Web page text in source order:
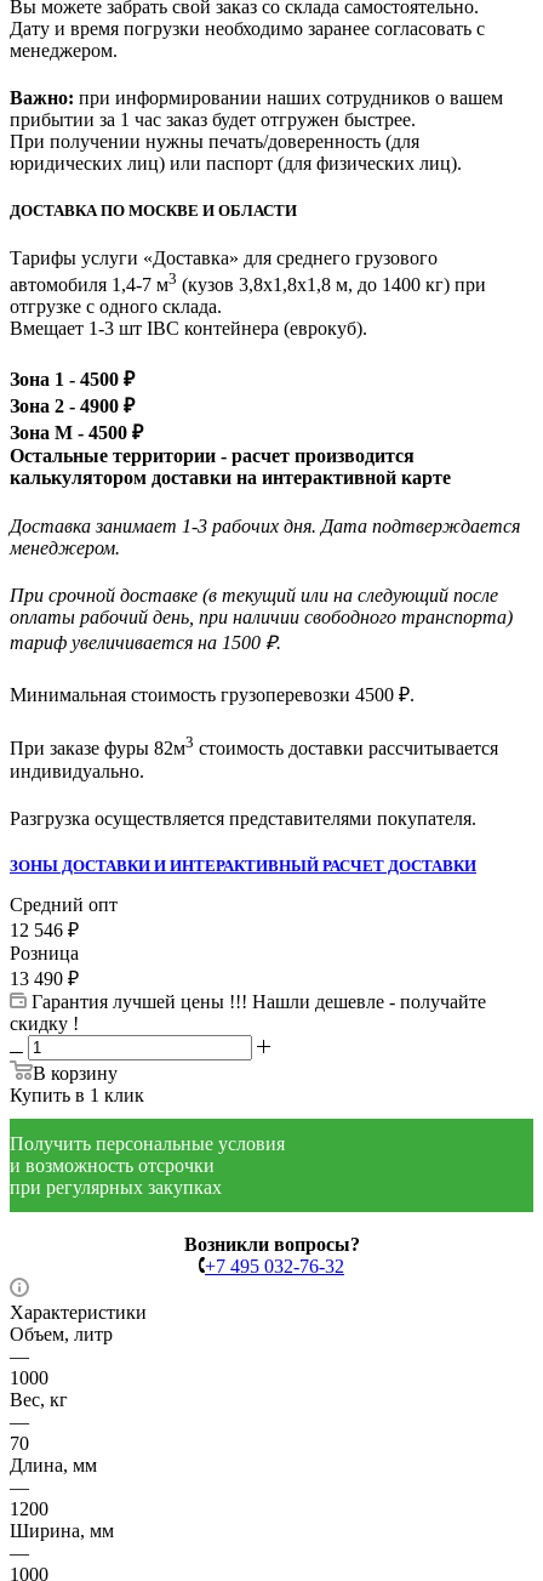
Вы можете забрать свой заказ со склада самостоятельно.
Дату и время погрузки необходимо заранее согласовать с
менеджером.
Важно: при информировании наших сотрудников о вашем
прибытии за 1 час заказ будет отгружен быстрее.
При получении нужны печать/доверенность (для
юридических лиц) или паспорт (для физических лиц).
ДОСТАВКА ПО МОСКВЕ И ОБЛАСТИ
Тарифы услуги «Доставка» для среднего грузового
автомобиля 1,4-7 м3 (кузов 3,8x1,8x1,8 м, до 1400 кг) при
отгрузке с одного склада.
Вмещает 1-3 шт IBC контейнера (еврокуб).
Зона 1 - 4500 ₽
Зона 2 - 4900 ₽
Зона М - 4500 ₽
Остальные территории - расчет производится
калькулятором доставки на интерактивной карте
Доставка занимает 1-3 рабочих дня. Дата подтверждается
менеджером.
При срочной доставке (в текущий или на следующий после
оплаты рабочий день, при наличии свободного транспорта)
тариф увеличивается на 1500 ₽.
Минимальная стоимость грузоперевозки 4500 ₽.
При заказе фуры 82м3 стоимость доставки рассчитывается
индивидуально.
Разгрузка осуществляется представителями покупателя.
ЗОНЫ ДОСТАВКИ И ИНТЕРАКТИВНЫЙ РАСЧЕТ ДОСТАВКИ
Средний опт
12 546 ₽
Розница
13 490 ₽
Гарантия лучшей цены !!! Нашли дешевле - получайте
скидку !
В корзину
Купить в 1 клик
Получить персональные условия
и возможность отсрочки
при регулярных закупках
Возникли вопросы?
+7 495 032-76-32
Характеристики
Объем, литр
—
1000
Вес, кг
—
70
Длина, мм
—
1200
Ширина, мм
—
1000